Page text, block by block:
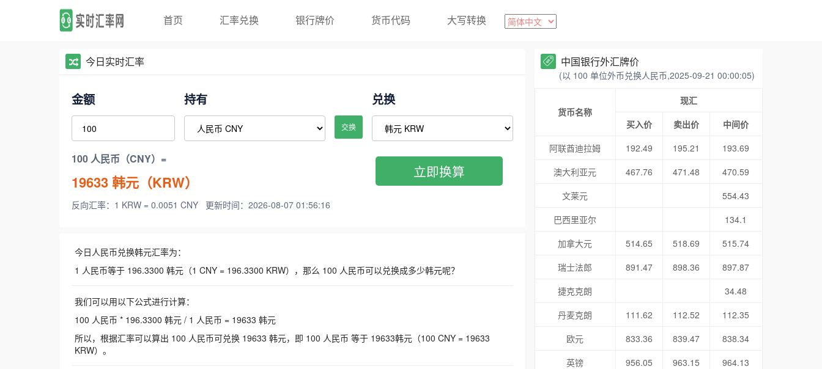
首页 汇率兑换 银行牌价 货币代码 大写转换
今日实时汇率
金额 持有
交换
兑换
100 人民币（CNY）=
19633韩元（KRW）
反向汇率：1 KRW = 0.0051 CNY 更新时间：2026-08-07 01:56:16
立即换算
今日人民币兑换韩元汇率为：
1 人民币等于 196.3300 韩元（1 CNY = 196.3300 KRW），那么 100 人民币可以兑换成多少韩元呢？
我们可以用以下公式进行计算：
100 人民币 * 196.3300 韩元 / 1 人民币 = 19633 韩元
所以，根据汇率可以算出 100 人民币可兑换 19633 韩元，即 100 人民币 等于 19633韩元（100 CNY = 19633
KRW）。
中国银行外汇牌价
(以 100 单位外币兑换人民币,2025-09-21 00:00:05)
货币名称
现汇
买入价
卖出价
中间价
阿联酋迪拉姆
192.49 195.21
193.69
澳大利亚元
467.76 471.48
470.59
文莱元
554.43
巴西里亚尔
134.1
加拿大元
514.65 518.69
515.74
瑞士法郎
891.47 898.36
897.87
捷克克朗
34.48
丹麦克朗
111.62 112.52
112.35
欧元
833.36 839.47
838.34
英镑
956.05 963.15
964.13